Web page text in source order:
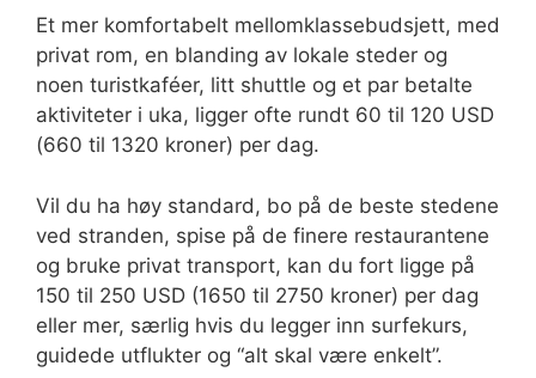
Et mer komfortabelt mellomklassebudsjett, med
privat rom, en blanding av lokale steder og
noen turistkaféer, litt shuttle og et par betalte
aktiviteter i uka, ligger ofte rundt 60 til 120 USD
(660 til 1320 kroner) per dag.
Vil du ha høy standard, bo på de beste stedene
ved stranden, spise på de finere restaurantene
og bruke privat transport, kan du fort ligge på
150 til 250 USD (1650 til 2750 kroner) per dag
eller mer, særlig hvis du legger inn surfekurs,
guidede utflukter og “alt skal være enkelt”.